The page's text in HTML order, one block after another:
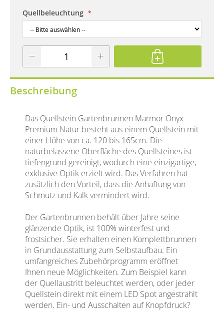
Quellbeleuchtung
Beschreibung
Das Quellstein Gartenbrunnen Marmor Onyx
Premium Natur besteht aus einem Quellstein mit
einer Höhe von ca. 120 bis 165cm. Die
naturbelassene Oberfläche des Quellsteines ist
tiefengrund gereinigt, wodurch eine einzigartige,
exklusive Optik erzielt wird. Das Verfahren hat
zusätzlich den Vorteil, dass die Anhaftung von
Schmutz und Kalk vermindert wird.
Der Gartenbrunnen behält über Jahre seine
glänzende Optik, ist 100% winterfest und
frostsicher. Sie erhalten einen Komplettbrunnen
in Grundausstattung zum Selbstaufbau. Ein
umfangreiches Zubehörprogramm eröffnet
Ihnen neue Möglichkeiten. Zum Beispiel kann
der Quellaustritt beleuchtet werden, oder jeder
Quellstein direkt mit einem LED Spot angestrahlt
werden. Ein- und Ausschalten auf Knopfdruck?